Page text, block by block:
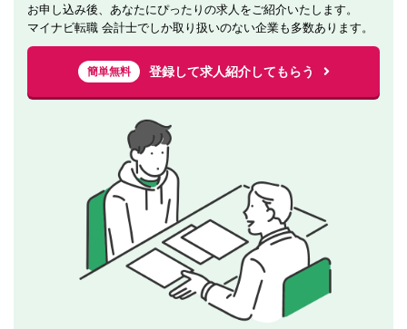
お申し込み後、あなたにぴったりの求人をご紹介いたします。
マイナビ転職 会計士でしか取り扱いのない企業も多数あります。
簡単無料 登録して求人紹介してもらう